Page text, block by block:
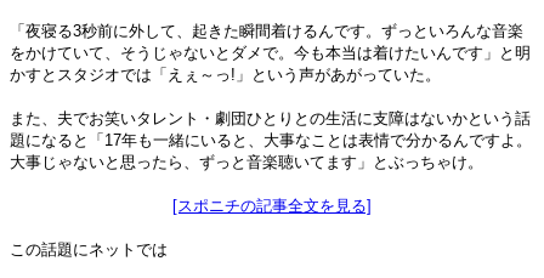
「夜寝る3秒前に外して、起きた瞬間着けるんです。ずっといろんな音楽
をかけていて、そうじゃないとダメで。今も本当は着けたいんです」と明
かすとスタジオでは「えぇ～っ!」という声があがっていた。
また、夫でお笑いタレント・劇団ひとりとの生活に支障はないかという話
題になると「17年も一緒にいると、大事なことは表情で分かるんですよ。
大事じゃないと思ったら、ずっと音楽聴いてます」とぶっちゃけ。
[スポニチの記事全文を見る]
この話題にネットでは